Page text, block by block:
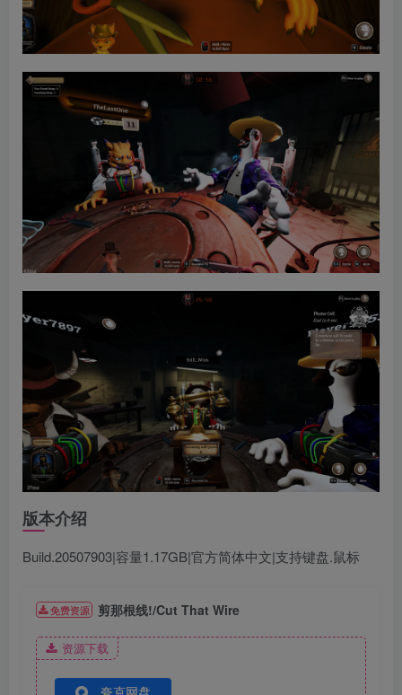
版本介绍
Build.20507903|容量1.17GB|官方简体中文|支持键盘.鼠标
免费资源 剪那根线!/Cut That Wire
资源下载